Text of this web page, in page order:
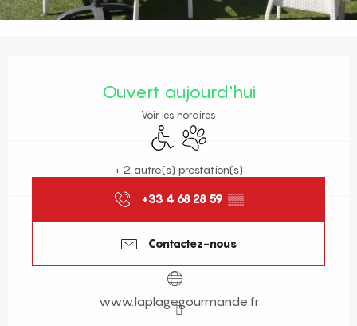
Ouvert aujourd'hui
Voir les horaires
Accès handicapés
Animaux acceptés
+ 2 autre(s) prestation(s)
+33 4 68 28 59 ▒▒
Contactez-nous
www.laplagegourmande.fr